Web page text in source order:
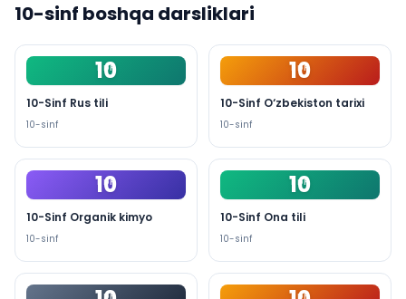
10-sinf boshqa darsliklari
10
PDF
10-Sinf Rus tili
10-sinf
10
PDF
10-Sinf O‘zbekiston tarixi
10-sinf
10
PDF
10-Sinf Organik kimyo
10-sinf
10
PDF
10-Sinf Ona tili
10-sinf
PDF PDF